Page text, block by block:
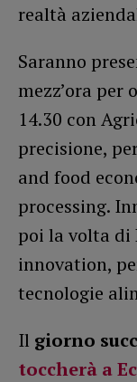
realtà
Saranno
mezz’ora per
14.30 con
precisione,
and food
processing.
poi la volta di
innovation,
tecnologie
Il giorno
toccherà a